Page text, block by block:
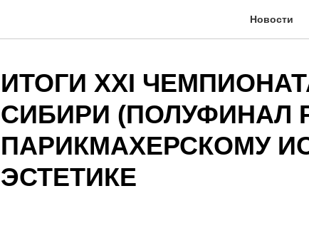
Новости
ИТОГИ XXI
СИБИРИ (ПОЛУФИНАЛ
ПАРИКМАХЕРСКОМУ
ЭСТЕТИКЕ